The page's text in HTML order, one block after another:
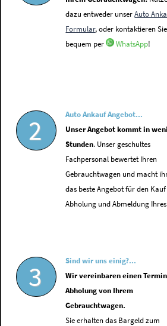
dazu entweder unserAuto
Formular, oder kontaktieren
bequem per
WhatsApp!
2
Auto Ankauf Angebot...
Unser Angebot kommt in
Stunden. Unser geschultes
Fachpersonal bewertet Ihren
Gebrauchtwagen und macht
das beste Angebot für den
Abholung und Abmeldung
3
Sind wir uns einig?...
Wir vereinbaren einen
Abholung von Ihrem
Gebrauchtwagen.
Sie erhalten das Bargeld zum